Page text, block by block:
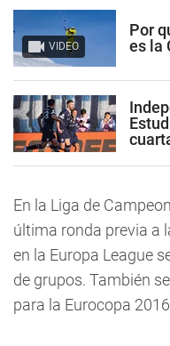
VIDEO
Por
es la
En la Liga de
última ronda previa a
en la Europa League
de grupos. También
para la Eurocopa